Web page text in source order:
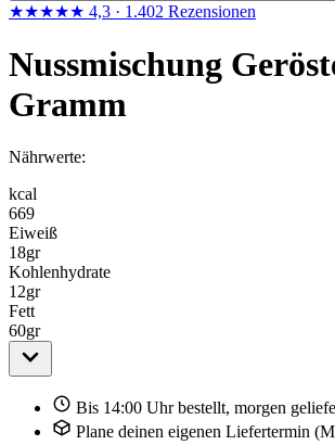
★★★★★ 4,3 · 1.402 Rezensionen
Nussmischung
Gramm
Nährwerte:
kcal
669
Eiweiß
18gr
Kohlenhydrate
12gr
Fett
60gr
Bis 14:00 Uhr bestellt, morgen
Plane deinen eigenen Liefertermin